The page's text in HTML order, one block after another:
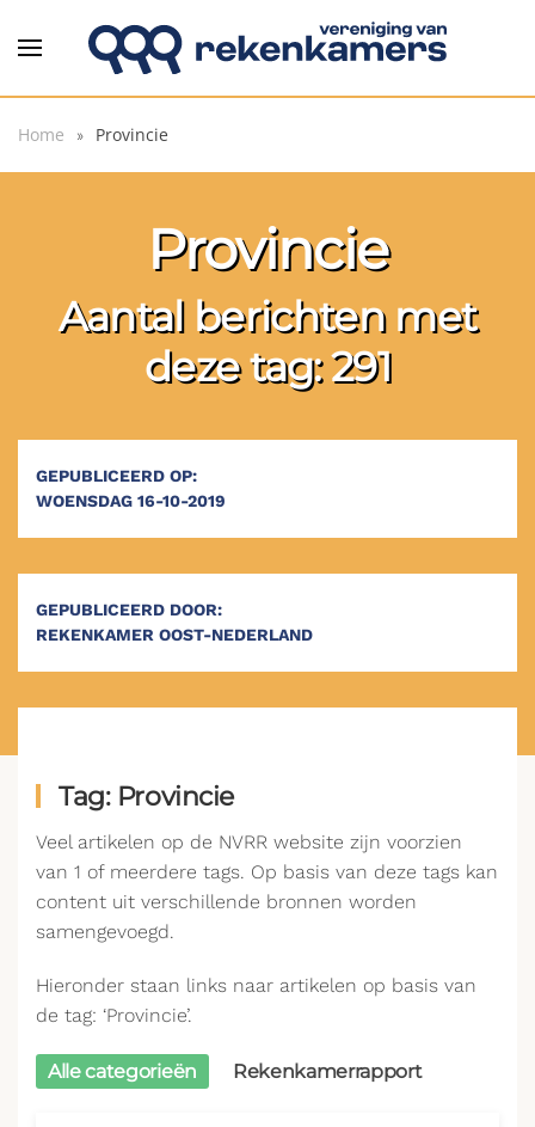
Overslaan en naar de inhoud gaan
Home Provincie
Provincie
Aantal berichten met
deze tag: 291
GEPUBLICEERD OP:
WOENSDAG 16-10-2019
GEPUBLICEERD DOOR:
REKENKAMER OOST-NEDERLAND
Tag: Provincie
Veel artikelen op de NVRR website zijn voorzien
van 1 of meerdere tags. Op basis van deze tags kan
content uit verschillende bronnen worden
samengevoegd.
Hieronder staan links naar artikelen op basis van
de tag: ‘Provincie’.
Alle categorieën Rekenkamerrapport